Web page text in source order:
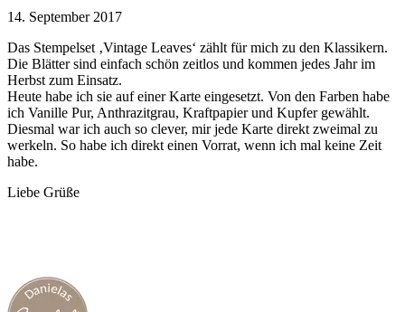
14. September 2017
Das Stempelset ‚Vintage Leaves‘ zählt für mich zu den Klassikern.
Die Blätter sind einfach schön zeitlos und kommen jedes Jahr im
Herbst zum Einsatz.
Heute habe ich sie auf einer Karte eingesetzt. Von den Farben habe
ich Vanille Pur, Anthrazitgrau, Kraftpapier und Kupfer gewählt.
Diesmal war ich auch so clever, mir jede Karte direkt zweimal zu
werkeln. So habe ich direkt einen Vorrat, wenn ich mal keine Zeit
habe.
Liebe Grüße